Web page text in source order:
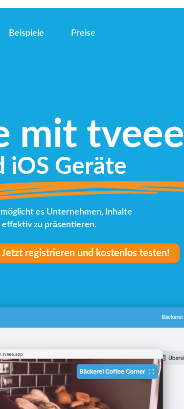
Beispiele Preise
mit tveee
iOS Geräte
es Unternehmen, Inhalte
effektiv zu präsentieren.
Jetzt registrieren und kostenlos testen!